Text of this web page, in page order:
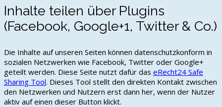
Inhalte teilen über Plugins
(Facebook, Google+1, Twitter & Co.)
Die Inhalte auf unseren Seiten können datenschutzkonform in
sozialen Netzwerken wie Facebook, Twitter oder Google+
geteilt werden. Diese Seite nutzt dafür das eRecht24 Safe
Sharing Tool. Dieses Tool stellt den direkten Kontakt zwischen
den Netzwerken und Nutzern erst dann her, wenn der Nutzer
aktiv auf einen dieser Button klickt.